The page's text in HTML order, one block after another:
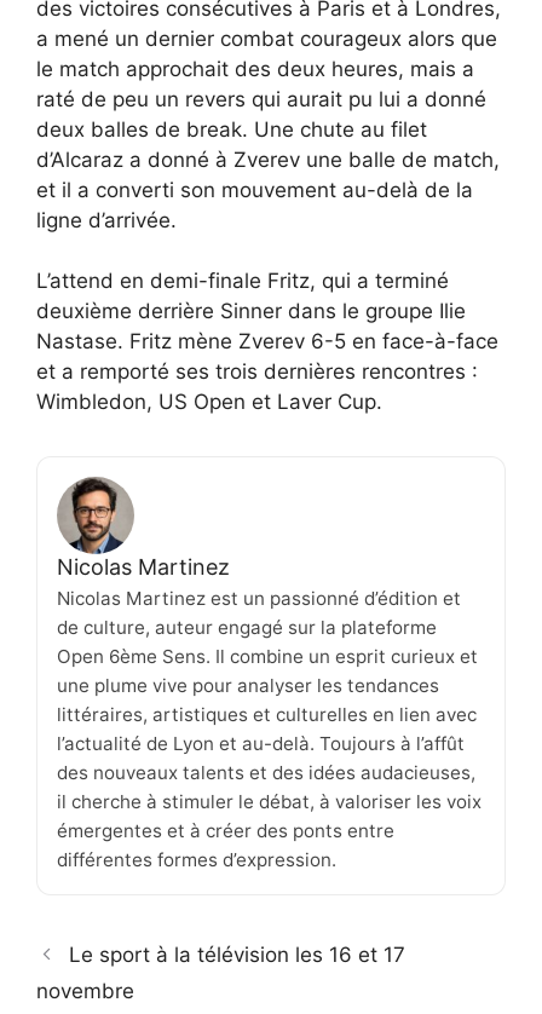
des victoires consécutives à Paris et à Londres,
a mené un dernier combat courageux alors que
le match approchait des deux heures, mais a
raté de peu un revers qui aurait pu lui a donné
deux balles de break. Une chute au filet
d’Alcaraz a donné à Zverev une balle de match,
et il a converti son mouvement au-delà de la
ligne d’arrivée.
L’attend en demi-finale Fritz, qui a terminé
deuxième derrière Sinner dans le groupe Ilie
Nastase. Fritz mène Zverev 6-5 en face-à-face
et a remporté ses trois dernières rencontres :
Wimbledon, US Open et Laver Cup.
Nicolas Martinez
Nicolas Martinez est un passionné d’édition et
de culture, auteur engagé sur la plateforme
Open 6ème Sens. Il combine un esprit curieux et
une plume vive pour analyser les tendances
littéraires, artistiques et culturelles en lien avec
l’actualité de Lyon et au-delà. Toujours à l’affût
des nouveaux talents et des idées audacieuses,
il cherche à stimuler le débat, à valoriser les voix
émergentes et à créer des ponts entre
différentes formes d’expression.
Le sport à la télévision les 16 et 17
novembre